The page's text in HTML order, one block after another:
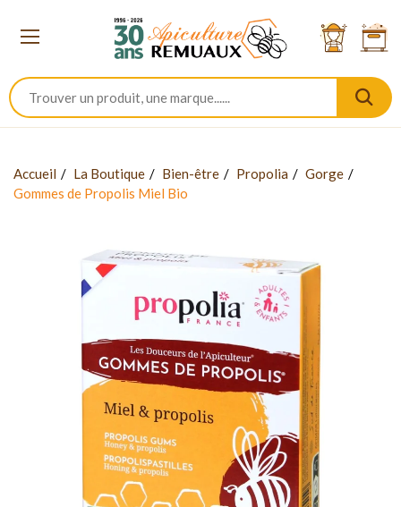
Accueil La Boutique Bien-être Propolia
Gorge
Gommes de Propolis Miel Bio